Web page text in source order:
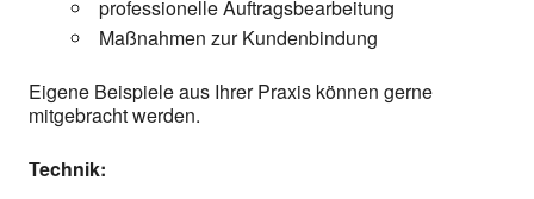
professionelle Auftragsbearbeitung
Maßnahmen zur Kundenbindung
Eigene Beispiele aus Ihrer Praxis können gerne
mitgebracht werden.
Technik: